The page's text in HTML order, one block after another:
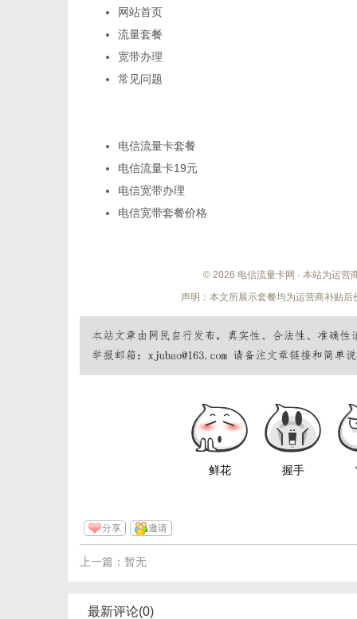
网站首页
流量套餐
宽带办理
常见问题
电信流量卡套餐
电信流量卡19元
电信宽带办理
电信宽带套餐价格
© 2026 电信流量卡网 · 本站为运营
声明：本文所展示套餐均为运营商补贴
鲜花 握手
分享 邀请
上一篇：暂无
最新评论(0)